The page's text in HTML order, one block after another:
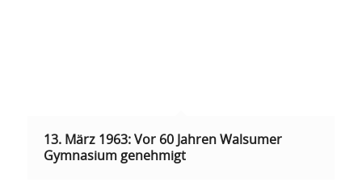
13. März 1963: Vor 60 Jahren Walsumer
Gymnasium genehmigt